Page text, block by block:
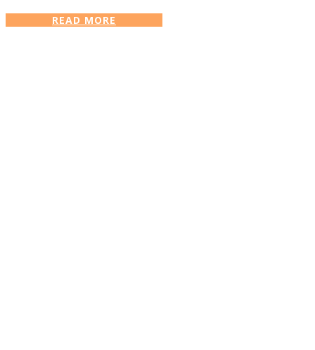
READ MORE